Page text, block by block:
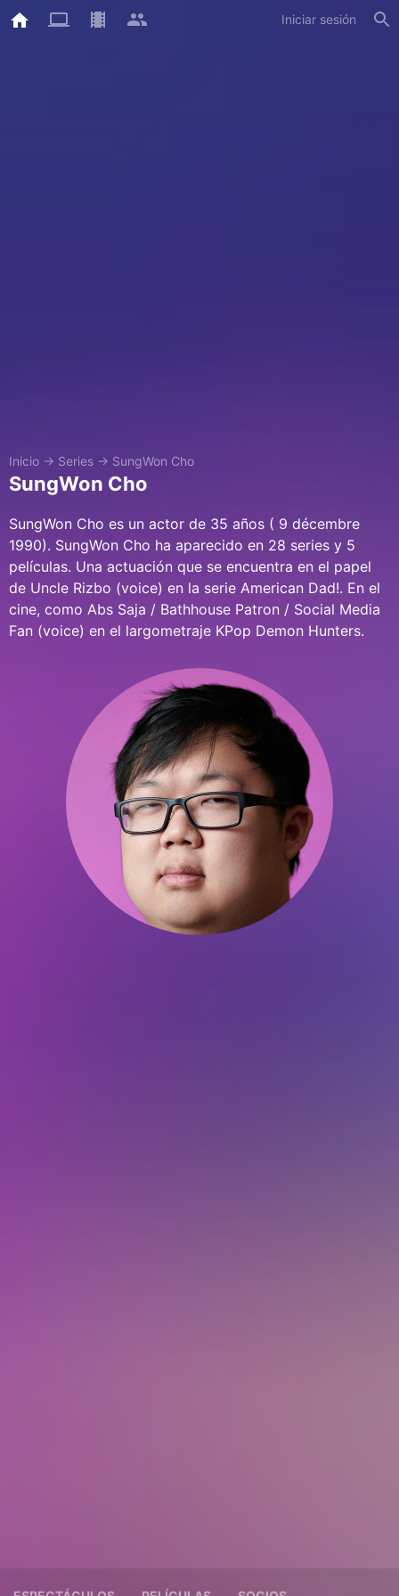
Iniciar sesión
Inicio → Series → SungWon Cho
SungWon Cho
SungWon Cho es un actor de 35 años ( 9 décembre
1990). SungWon Cho ha aparecido en 28 series y 5
películas. Una actuación que se encuentra en el papel
de Uncle Rizbo (voice) en la serie American Dad!. En el
cine, como Abs Saja / Bathhouse Patron / Social Media
Fan (voice) en el largometraje KPop Demon Hunters.